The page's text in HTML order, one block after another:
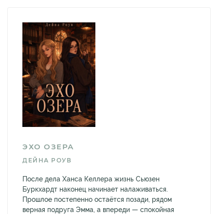
ЭХО ОЗЕРА
ДЕЙНА РОУВ
После дела Ханса Келлера жизнь Сьюзен
Буркхардт наконец начинает налаживаться.
Прошлое постепенно остаётся позади, рядом
верная подруга Эмма, а впереди — спокойная